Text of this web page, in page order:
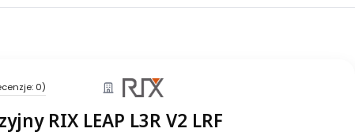
0)
RIX LEAP L3R V2 LRF